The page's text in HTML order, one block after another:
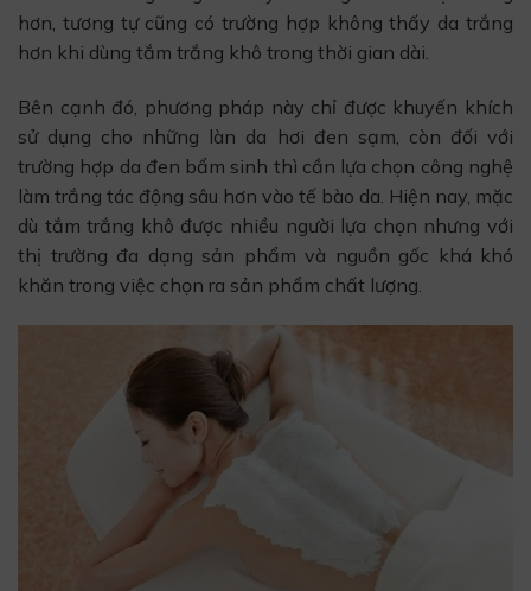
hơn, tương tự cũng có trường hợp không thấy da trắng
hơn khi dùng tắm trắng khô trong thời gian dài.
Bên cạnh đó, phương pháp này chỉ được khuyến khích
sử dụng cho những làn da hơi đen sạm, còn đối với
trường hợp da đen bẩm sinh thì cần lựa chọn công nghệ
làm trắng tác động sâu hơn vào tế bào da. Hiện nay, mặc
dù tắm trắng khô được nhiều người lựa chọn nhưng với
thị trường đa dạng sản phẩm và nguồn gốc khá khó
khăn trong việc chọn ra sản phẩm chất lượng.